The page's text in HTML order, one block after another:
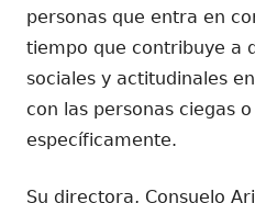
personas que entra en
tiempo que contribuye a
sociales y actitudinales
con las personas ciegas
específicamente.
Su directora, Consuelo